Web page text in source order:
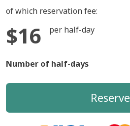
of which reservation fee:
$16 per half-day
Number of half-days
Reserve